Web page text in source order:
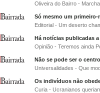
Oliveira do Bairro -
Só mesmo um
Editorial - Um deserto
Há notícias publicadas
Opinião - Teremos ainda
Não se pode ser o
Universalidades - Que
Os indivíduos não
Curia - Ucranianos